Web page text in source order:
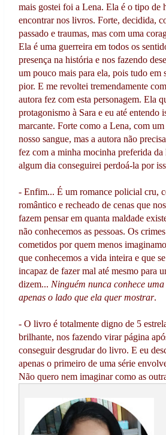
mais gostei foi a Lena. Ela é o tipo de
encontrar nos livros. Forte, decidida,
passado e traumas, mas com uma
Ela é uma guerreira em todos os
presença na história e nos fazendo
um pouco mais para ela, pois tudo em
pior. E me revoltei tremendamente
autora fez com esta personagem. Ela
protagonismo à Sara e eu até entendo
marcante. Forte como a Lena, com um
nosso sangue, mas a autora não
fez com a minha mocinha preferida da
algum dia conseguirei perdoá-la por
- Enfim... É um romance policial cru,
romântico e recheado de cenas que
fazem pensar em quanta maldade
não conhecemos as pessoas. Os
cometidos por quem menos
que conhecemos a vida inteira e que
incapaz de fazer mal até mesmo para
dizem... Ninguém nunca conhece uma
apenas o lado que ela quer mostrar.
- O livro é totalmente digno de 5
brilhante, nos fazendo virar página
conseguir desgrudar do livro. E eu
apenas o primeiro de uma série
Não quero nem imaginar como as